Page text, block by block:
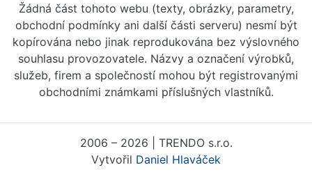
Žádná část tohoto webu (texty, obrázky, parametry,
obchodní podmínky ani další části serveru) nesmí být
kopírována nebo jinak reprodukována bez výslovného
souhlasu provozovatele. Názvy a označení výrobků,
služeb, firem a společností mohou být registrovanými
obchodními známkami příslušných vlastníků.
2006 – 2026 | TRENDO s.r.o.
Vytvořil Daniel Hlaváček